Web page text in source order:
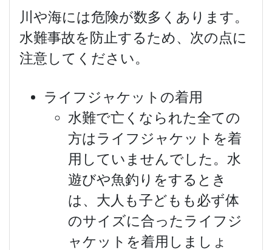
川や海には危険が数多くあります。
水難事故を防止するため、次の点に
注意してください。
ライフジャケットの着用
水難で亡くなられた全ての
方はライフジャケットを着
用していませんでした。水
遊びや魚釣りをするとき
は、大人も子どもも必ず体
のサイズに合ったライフジ
ャケットを着用しましょ